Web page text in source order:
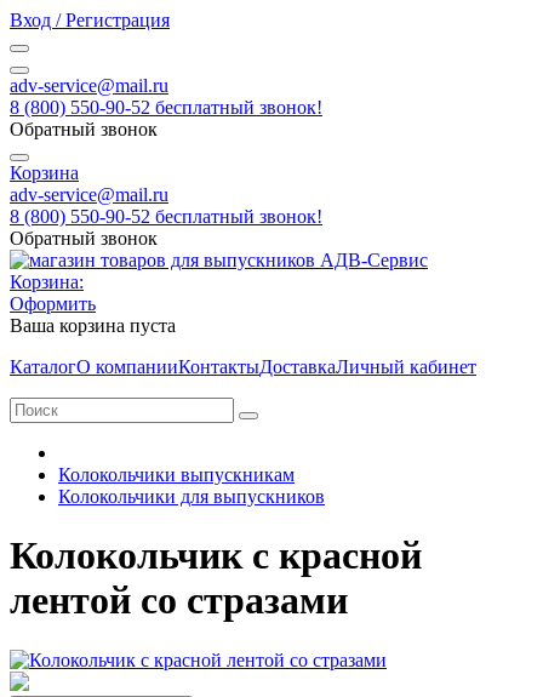
Вход / Регистрация
adv-service@mail.ru
8 (800) 550-90-52 бесплатный звонок!
Обратный звонок
Корзина
adv-service@mail.ru
8 (800) 550-90-52 бесплатный звонок!
Обратный звонок
Корзина:
Оформить
Ваша корзина пуста
КаталогО компанииКонтактыДоставкаЛичный кабинет
Колокольчики выпускникам
Колокольчики для выпускников
Колокольчик с красной
лентой со стразами